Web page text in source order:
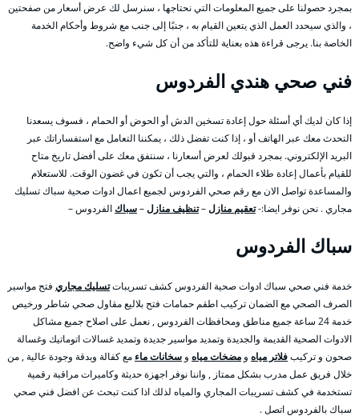
بمجرد حصولنا على جميع المعلومات التي نحتاجها ، سنرسل لك عرض أسعار من صفحتين
، والذي سيحدد العمل الذي يتعين القيام به ، جنبًا إلى جنب مع شروط وأحكام الخدمة
الخاصة بنا. يرجى قراءة هذه بعناية للتأكد من أن كل شيء واضح.
فني صحي هندي الفردوس
إذا كان لديك أي أسئلة حول إعادة تسخين الدش أو الحوض أو الحمام ، فسوف يسعدنا
التحدث معك عبر الهاتف أو ، إذا كنت تفضل ذلك ، يمكننا التعامل مع استفساراتك عبر
البريد الإلكتروني. بمجرد قبولك لعرض أسعارنا ، سنتفق معك على أفضل تاريخ متاح
للقيام بأعمال إعادة طلاء الحمام ، والتي يجب أن تكون في غضون الوقت. للاستعلام
والمساعدة تواصل الان مع رقم صحي الفردوس لجميع اعمال ادوات صحية سباك تسليك
مجاري . نحن نوفر ايضا:-تعقيم منازل–تنظيف منازل–سباك الفردوس –
سباك الفردوس
خدمة فني صحي سباك ادوات صحية الفردوس كشف تسريباتتسليك مجاري فتح مواسير
الصرف الصحي مع الضمان تركيب اطقم حمامات فتح بلاليع مقاول صحي شاطر ورخيص
خدمة 24 ساعة جميع مناطق ومحافظات الفردوس , نعمل على اصلاح جميع مشاكل
الادوات الصحية القديمة والجديدة وتمديد مواسير جديدة وتمديد غسالات اتوماتيك وغسالة
صحون و تركيبفلاتر مياه و مضخات مياه و سخانات ماء مع كفالة وبدقة وجودة عالية , من
خلال فريق عمل مدرب بشكل ممتاز , واننا نوفر اجهزة حديثة وكاميرات مراقبة رقمية
تستخدمة في كشف تسريبات المجاري والمياه لذلك اذا كنت تبحث عن افضل فني صحي
سباك بالفردوس اتصل .